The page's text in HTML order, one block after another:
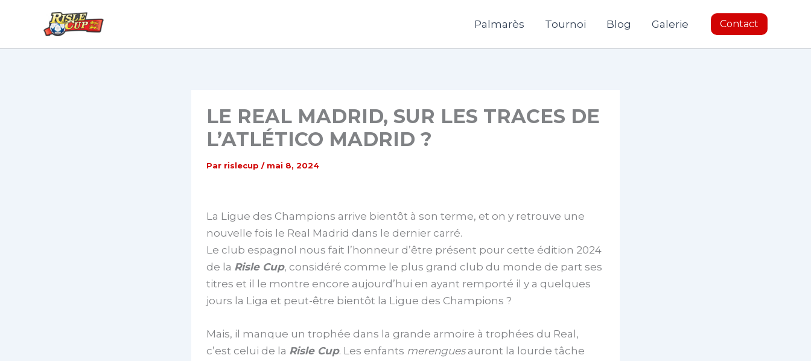
Palmarès Tournoi Blog Galerie Contact
LE REAL MADRID, SUR LES TRACES DE
L’ATLÉTICO MADRID ?
Par rislecup / mai 8, 2024
La Ligue des Champions arrive bientôt à son terme, et on y retrouve une
nouvelle fois le Real Madrid dans le dernier carré.
Le club espagnol nous fait l’honneur d’être présent pour cette édition 2024
de la Risle Cup, considéré comme le plus grand club du monde de part ses
titres et il le montre encore aujourd’hui en ayant remporté il y a quelques
jours la Liga et peut-être bientôt la Ligue des Champions ?
Mais, il manque un trophée dans la grande armoire à trophées du Real,
c’est celui de la Risle Cup. Les enfants merenguesauront la lourde tâche